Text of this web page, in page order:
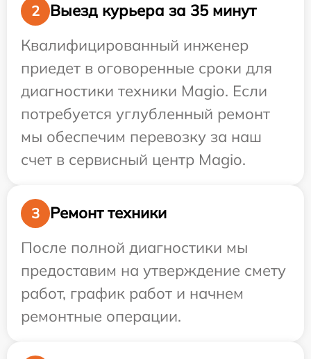
2
Выезд курьера за 35 минут
Квалифицированный инженер
приедет в оговоренные сроки для
диагностики техники Magio. Если
потребуется углубленный ремонт
мы обеспечим перевозку за наш
счет в сервисный центр Magio.
3
Ремонт техники
После полной диагностики мы
предоставим на утверждение смету
работ, график работ и начнем
ремонтные операции.